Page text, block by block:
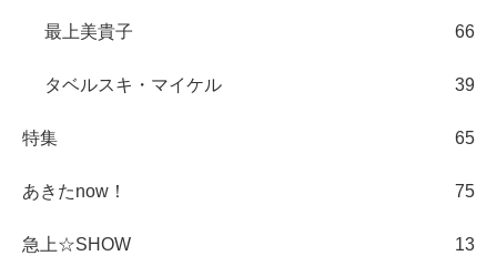
最上美貴子 66
タベルスキ・マイケル 39
特集 65
あきたnow！ 75
急上☆SHOW 13